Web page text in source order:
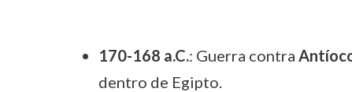
170-168 a.C.: Guerra contra
dentro de Egipto.